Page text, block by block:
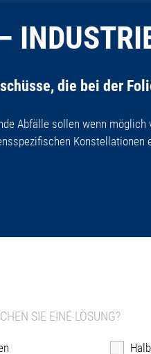
die bei der
Abfälle sollen wenn
SIE EINE LÖSUNG?